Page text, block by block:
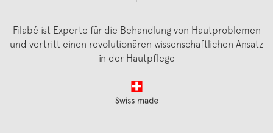
Filabé ist Experte für die Behandlung von Hautproblemen
und vertritt einen revolutionären wissenschaftlichen Ansatz
in der Hautpflege